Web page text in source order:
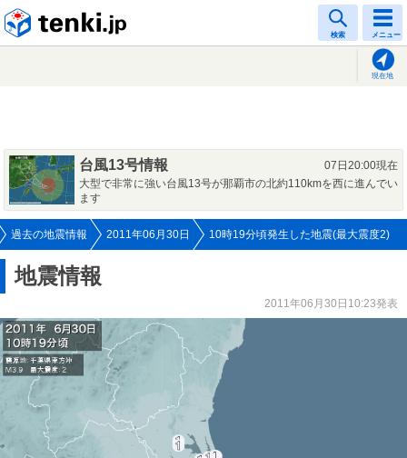
検索 メニュー
現在地
台風13号情報
07日20:00現在
大型で非常に強い台風13号が那覇市の北約110kmを西に進んでい
ます
過去の地震情報 2011年06月30日 10時19分頃発生した地震(最大震度2)
地震情報
2011年06月30日10:23発表